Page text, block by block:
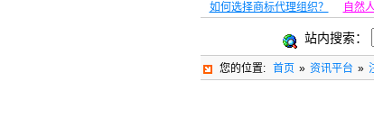
如何选择商标代理组织？
自然
站内搜索：
您的位置: 首页 » 资讯平台 »